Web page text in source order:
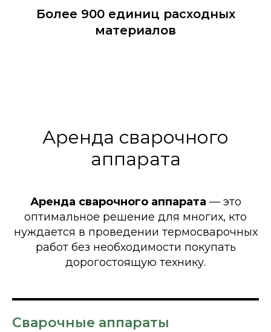
Более 900 единиц расходных
материалов
Аренда сварочного
аппарата
Аренда сварочного аппарата — это
оптимальное решение для многих, кто
нуждается в проведении термосварочных
работ без необходимости покупать
дорогостоящую технику.
Сварочные аппараты